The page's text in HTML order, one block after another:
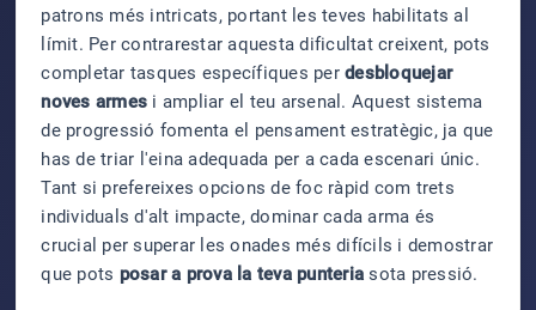
patrons més intricats, portant les teves habilitats al
límit. Per contrarestar aquesta dificultat creixent, pots
completar tasques específiques perdesbloquejar
noves armes i ampliar el teu arsenal. Aquest sistema
de progressió fomenta el pensament estratègic, ja que
has de triar l'eina adequada per a cada escenari únic.
Tant si prefereixes opcions de foc ràpid com trets
individuals d'alt impacte, dominar cada arma és
crucial per superar les onades més difícils i demostrar
que pots posar a prova la teva punteria sota pressió.